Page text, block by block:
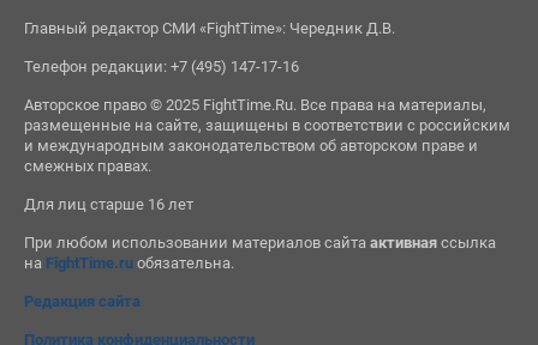
Главный редактор СМИ «FightTime»: Чередник Д.В.
Телефон редакции: +7 (495) 147-17-16
Авторское право © 2025 FightTime.Ru. Все права на материалы,
размещенные на сайте, защищены в соответствии с российским
и международным законодательством об авторском праве и
смежных правах.
Для лиц старше 16 лет
При любом использовании материалов сайта активнаяссылка
на FightTime.ruобязательна.
Редакция сайта
Политика конфиденциальности